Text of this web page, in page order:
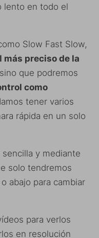
lento en todo el
Slow Fast Slow,
más preciso de la
que podremos
como
tener varios
rápida en un solo
y mediante
solo tendremos
abajo para cambiar
para verlos
en resolución